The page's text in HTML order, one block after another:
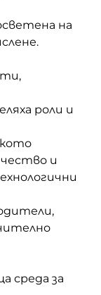
на
роли и
и
среда за